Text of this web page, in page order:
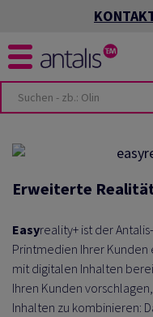
Erweiterte
Easyreality+ ist der
Printmedien Ihrer Kunden
mit digitalen Inhalten
Ihren Kunden
Inhalten zu kombinieren: